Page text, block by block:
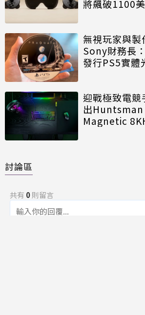
將飆破1100
無視玩家與製
Sony財務長
發行PS5實體
迎戰極致電
出Huntsman
Magnetic
討論區
共有 0則留言